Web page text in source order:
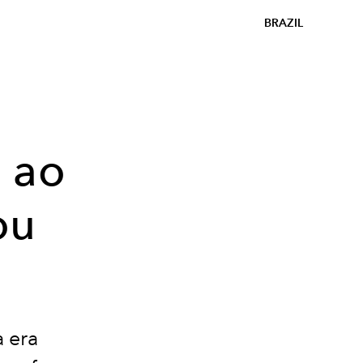
BRAZIL
ao
era